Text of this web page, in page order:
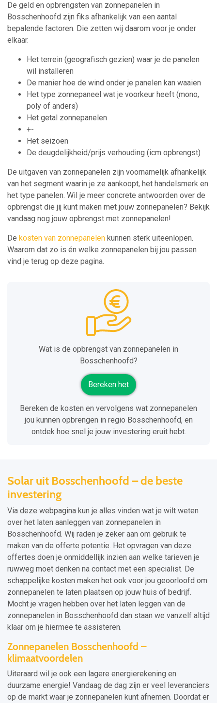
De geld en opbrengsten van zonnepanelen in
Bosschenhoofd zijn fiks afhankelijk van een aantal
bepalende factoren. Die zetten wij daarom voor je onder
elkaar.
Het terrein (geografisch gezien) waar je de panelen
wil installeren
De manier hoe de wind onder je panelen kan waaien
Het type zonnepaneel wat je voorkeur heeft (mono,
poly of anders)
Het getal zonnepanelen
+-
Het seizoen
De deugdelijkheid/prijs verhouding (icm opbrengst)
De uitgaven van zonnepanelen zijn voornamelijk afhankelijk
van het segment waarin je ze aankoopt, het handelsmerk en
het type panelen. Wil je meer concrete antwoorden over de
opbrengst die jij kunt maken met jouw zonnepanelen? Bekijk
vandaag nog jouw opbrengst met zonnepanelen!
De kosten van zonnepanelen kunnen sterk uiteenlopen.
Waarom dat zo is én welke zonnepanelen bij jou passen
vind je terug op deze pagina.
Wat is de opbrengst van zonnepanelen in
Bosschenhoofd?
Bereken het
Bereken de kosten en vervolgens wat zonnepanelen
jou kunnen opbrengen in regio Bosschenhoofd, en
ontdek hoe snel je jouw investering eruit hebt.
Solar uit Bosschenhoofd – de beste
investering
Via deze webpagina kun je alles vinden wat je wilt weten
over het laten aanleggen van zonnepanelen in
Bosschenhoofd. Wij raden je zeker aan om gebruik te
maken van de offerte potentie. Het opvragen van deze
offertes doen je onmiddellijk inzien aan welke tarieven je
ruwweg moet denken na contact met een specialist. De
schappelijke kosten maken het ook voor jou geoorloofd om
zonnepanelen te laten plaatsen op jouw huis of bedrijf.
Mocht je vragen hebben over het laten leggen van de
zonnepanelen in Bosschenhoofd dan staan we vanzelf altijd
klaar om je hiermee te assisteren.
Zonnepanelen Bosschenhoofd –
klimaatvoordelen
Uiteraard wil je ook een lagere energierekening en
duurzame energie! Vandaag de dag zijn er veel leveranciers
op de markt waar je zonnepanelen kunt afnemen. Doordat er